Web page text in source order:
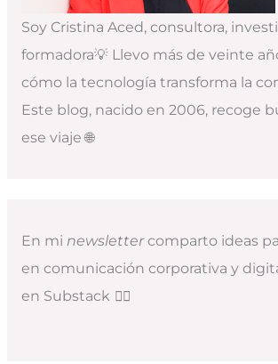
Soy Cristina Aced, consultora,
formadora💡 Llevo más de veinte
cómo la tecnología transforma la
Este blog, nacido en 2006, recoge
ese viaje 🌐
En mi newslettercomparto ideas
en comunicación corporativa y
en Substack 👇🏻